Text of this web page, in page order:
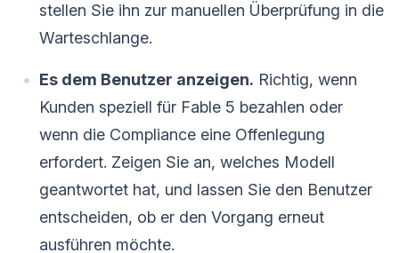
stellen Sie ihn zur manuellen Überprüfung in die
Warteschlange.
Es dem Benutzer anzeigen. Richtig, wenn
Kunden speziell für Fable 5 bezahlen oder
wenn die Compliance eine Offenlegung
erfordert. Zeigen Sie an, welches Modell
geantwortet hat, und lassen Sie den Benutzer
entscheiden, ob er den Vorgang erneut
ausführen möchte.